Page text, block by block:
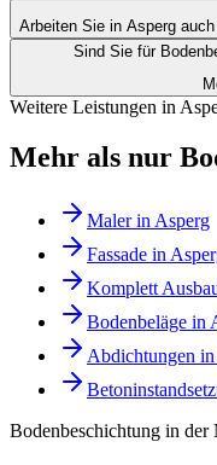
Arbeiten Sie in Asperg
Sind Sie für
Weitere Leistungen in
Mehr als nur
Malerin Asperg
Fassade in
Komplett
Bodenbeläge in
Abdichtungen in
Bodenbeschichtung in der